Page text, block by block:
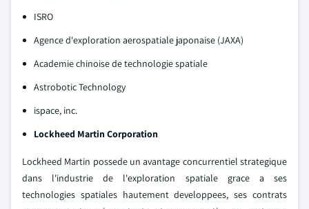
ISRO
Agence d'exploration aerospatiale japonaise (JAXA)
Academie chinoise de technologie spatiale
Astrobotic Technology
ispace, inc.
Lockheed Martin Corporation
Lockheed Martin possede un avantage concurrentiel strategique
dans l'industrie de l'exploration spatiale grace a ses
technologies spatiales hautement developpees, ses contrats